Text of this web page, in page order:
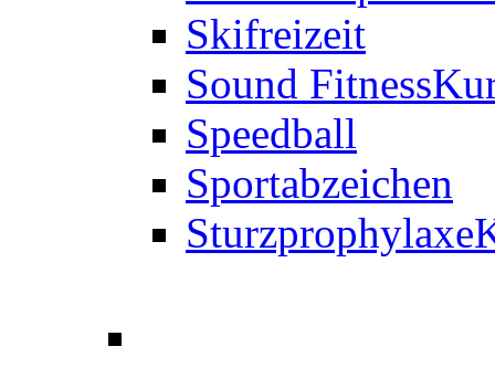
Skifreizeit
Sound Fitness
Speedball
Sportabzeichen
Sturzprophylaxe